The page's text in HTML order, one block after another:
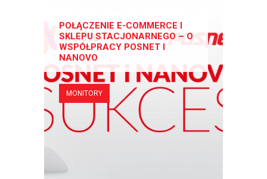
POŁĄCZENIE E-COMMERCE I
SKLEPU STACJONARNEGO – O
WSPÓŁPRACY POSNET I
NANOVO
MONITORY